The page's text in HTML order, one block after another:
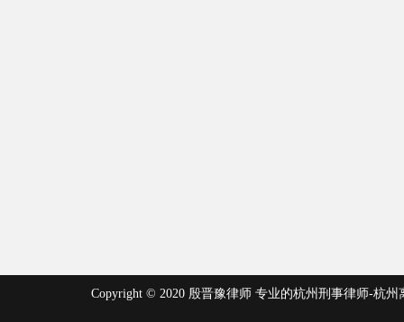
Copyright © 2020 殷晋豫律师 专业的杭州刑事律师-杭